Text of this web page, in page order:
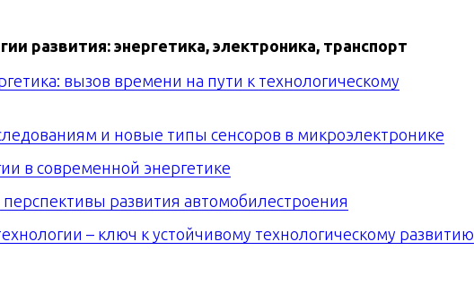
развития: энергетика, электроника, транспорт
вызов времени на пути к технологическому
и новые типы сенсоров в микроэлектронике
в современной энергетике
развития автомобилестроения
– ключ к устойчивому технологическому развитию